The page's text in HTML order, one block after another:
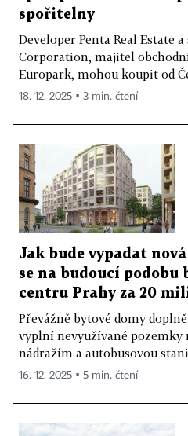
spořitelny
Developer Penta Real Estate
Corporation, majitel
Europark, mohou koupit od
18. 12. 2025 ▪ 3 min. čtení
Jak bude vypadat
se na budoucí podobu
centru Prahy za 20
Převážně bytové domy
vyplní nevyužívané pozemky
nádražím a autobusovou
16. 12. 2025 ▪ 5 min. čtení